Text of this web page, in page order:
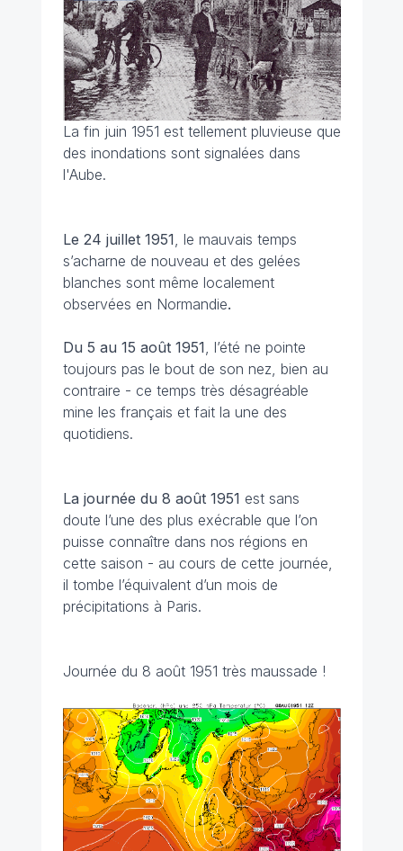
La fin juin 1951 est tellement pluvieuse que
des inondations sont signalées dans
l'Aube.
Le 24 juillet 1951, le mauvais temps
s’acharne de nouveau et des gelées
blanches sont même localement
observées en Normandie.
Du 5 au 15 août 1951, l’été ne pointe
toujours pas le bout de son nez, bien au
contraire - ce temps très désagréable
mine les français et fait la une des
quotidiens.
La journée du 8 août 1951 est sans
doute l’une des plus exécrable que l’on
puisse connaître dans nos régions en
cette saison - au cours de cette journée,
il tombe l’équivalent d’un mois de
précipitations à Paris.
Journée du 8 août 1951 très maussade !